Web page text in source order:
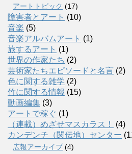
アートトピック (17)
障害者とアート (10)
音楽 (5)
音楽アルバムアート (1)
旅するアート (1)
世界の作家たち (2)
芸術家たちエピソードと名言 (2)
色に関する雑学 (2)
竹に関する情報 (15)
動画編集 (3)
アートで稼ぐ (1)
（連載）めざせマスカラス！
(4)
カンデンチ（関伝地）センター
広報アーカイブ (4)